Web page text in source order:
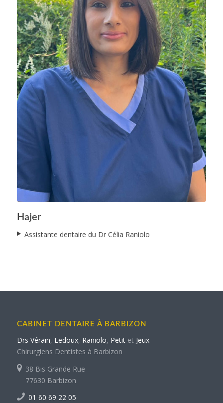
Hajer
Hajer
Assistante dentaire du Dr Célia Raniolo
CABINET DENTAIRE À BARBIZON
Drs Vérain, Ledoux, Raniolo, Petitet Jeux
Chirurgiens Dentistes à Barbizon
38 Bis Grande Rue
77630 Barbizon
01 60 69 22 05